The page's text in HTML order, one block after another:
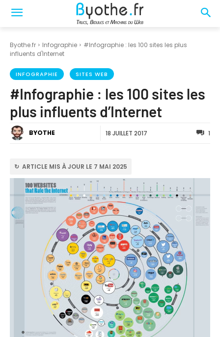
Byothe.fr Infographie
#Infographie : les 100 sites les plus
influents d'Internet
INFOGRAPHIE SITES WEB
#Infographie : les 100 sites les
plus influents d’Internet
BYOTHE 18 JUILLET 2017 1
↻ ARTICLE MIS À JOUR LE 7 MAI 2025